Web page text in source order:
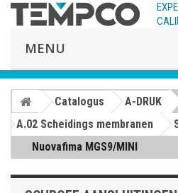
MENU
Catalogus
A-DRUK
A.02 Scheidings membranen
Nuovafima MGS9/MINI